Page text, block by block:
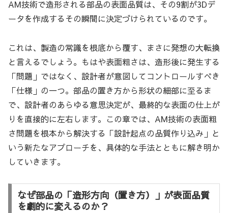
AM技術で造形される部品の表面品質は、その9割が3Dデ
ータを作成するその瞬間に決定づけられているのです。
これは、製造の常識を根底から覆す、まさに発想の大転換
と言えるでしょう。もはや表面粗さは、造形後に発生する
「問題」ではなく、設計者が意図してコントロールすべき
「仕様」の一つ。部品の置き方から形状の細部に至るま
で、設計者のあらゆる意思決定が、最終的な表面の仕上が
りを直接的に左右します。この章では、AM技術の表面粗
さ問題を根本から解決する「設計起点の品質作り込み」と
いう新たなアプローチを、具体的な手法とともに解き明か
していきます。
なぜ部品の「造形方向（置き方）」が表面品質
を劇的に変えるのか？